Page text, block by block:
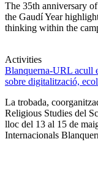
The 35th anniversary
the Gaudí Year
thinking within the
Activities
Blanquerna-URL acull
sobre digitalització,
La trobada,
Religious Studies del
lloc del 13 al 15 de
Internacionals